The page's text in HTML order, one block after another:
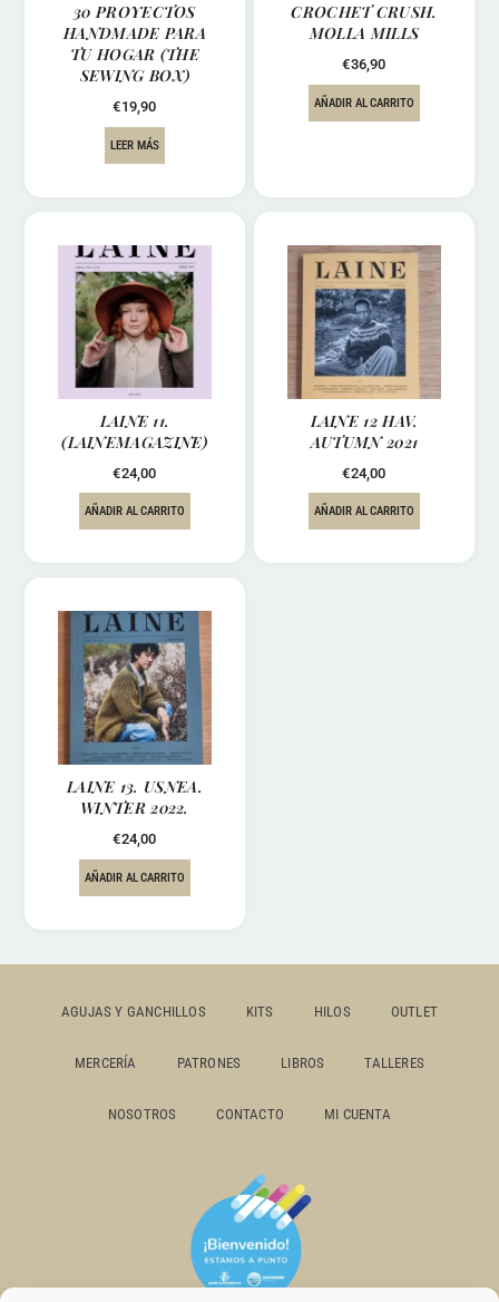
30 PROYECTOS
HANDMADE PARA
TU HOGAR (THE
SEWING BOX)
€19,90
LEER MÁS
CROCHET CRUSH.
MOLLA MILLS
€36,90
AÑADIR AL CARRITO
LAINE 11.
(LAINEMAGAZINE)
€24,00
AÑADIR AL CARRITO
LAINE 12 HAV.
AUTUMN 2021
€24,00
AÑADIR AL CARRITO
LAINE 13. USNEA.
WINTER 2022.
€24,00
AÑADIR AL CARRITO
AGUJAS Y GANCHILLOS KITS HILOS OUTLET
MERCERÍA PATRONES LIBROS TALLERES
NOSOTROS CONTACTO MI CUENTA